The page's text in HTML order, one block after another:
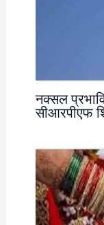
नक्सल
सीआरपीएफ